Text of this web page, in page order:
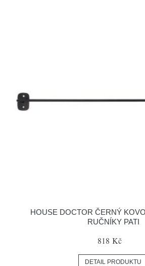
HOUSE DOCTOR ČERNÝ
RUČNÍKY PATI
818 Kč
DETAIL PRODUKTU